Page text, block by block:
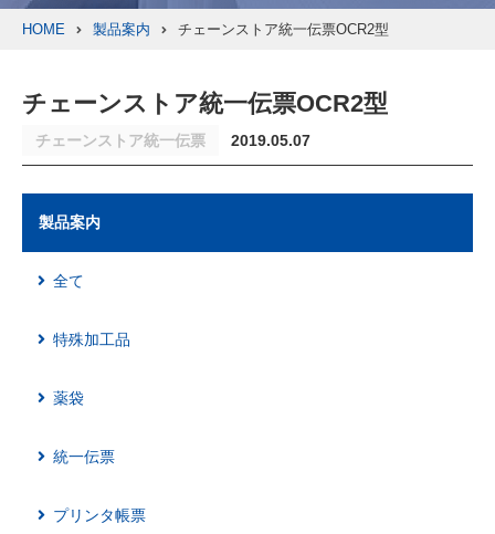
HOME 製品案内 チェーンストア統一伝票OCR2型
チェーンストア統一伝票OCR2型
チェーンストア統一伝票 2019.05.07
製品案内
全て
特殊加工品
薬袋
統一伝票
プリンタ帳票